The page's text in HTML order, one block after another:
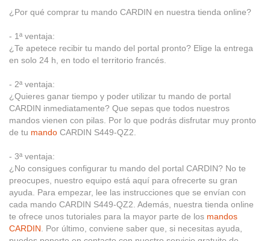
¿Por qué comprar tu mando CARDIN en nuestra tienda online?
- 1ª ventaja:
¿Te apetece recibir tu mando del portal pronto? Elige la entrega
en solo 24 h, en todo el territorio francés.
- 2ª ventaja:
¿Quieres ganar tiempo y poder utilizar tu mando de portal
CARDIN inmediatamente? Que sepas que todos nuestros
mandos vienen con pilas. Por lo que podrás disfrutar muy pronto
de tu mando CARDIN S449-QZ2.
- 3ª ventaja:
¿No consigues configurar tu mando del portal CARDIN? No te
preocupes, nuestro equipo está aquí para ofrecerte su gran
ayuda. Para empezar, lee las instrucciones que se envían con
cada mando CARDIN S449-QZ2. Además, nuestra tienda online
te ofrece unos tutoriales para la mayor parte de los mandos
CARDIN. Por último, conviene saber que, si necesitas ayuda,